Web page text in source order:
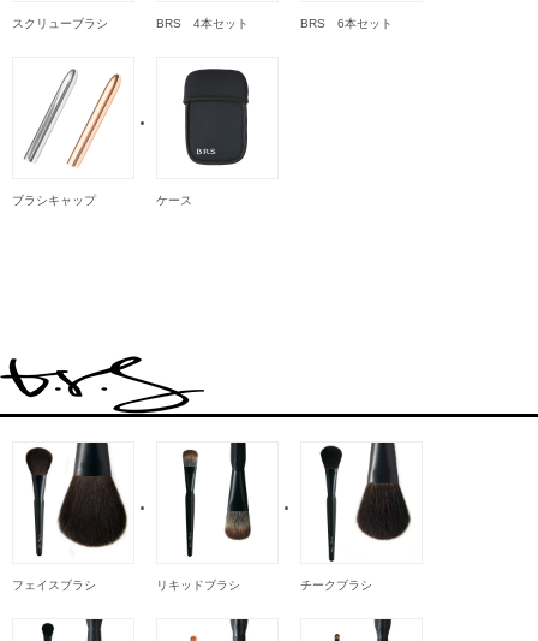
スクリューブラシ BRS 4本セット BRS 6本セット
ブラシキャップ ケース
フェイスブラシ リキッドブラシ チークブラシ